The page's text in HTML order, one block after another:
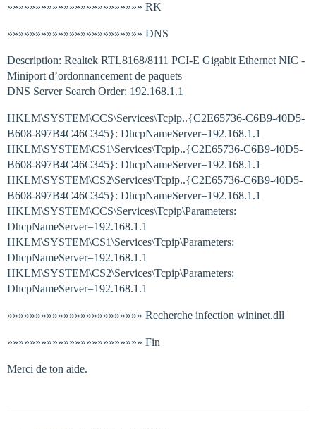
»»»»»»»»»»»»»»»»»»»»»»»» RK
»»»»»»»»»»»»»»»»»»»»»»»» DNS
Description: Realtek RTL8168/8111 PCI-E Gigabit Ethernet NIC -
Miniport d’ordonnancement de paquets
DNS Server Search Order: 192.168.1.1
HKLM\SYSTEM\CCS\Services\Tcpip..{C2E65736-C6B9-40D5-
B608-897B4C46C345}: DhcpNameServer=192.168.1.1
HKLM\SYSTEM\CS1\Services\Tcpip..{C2E65736-C6B9-40D5-
B608-897B4C46C345}: DhcpNameServer=192.168.1.1
HKLM\SYSTEM\CS2\Services\Tcpip..{C2E65736-C6B9-40D5-
B608-897B4C46C345}: DhcpNameServer=192.168.1.1
HKLM\SYSTEM\CCS\Services\Tcpip\Parameters:
DhcpNameServer=192.168.1.1
HKLM\SYSTEM\CS1\Services\Tcpip\Parameters:
DhcpNameServer=192.168.1.1
HKLM\SYSTEM\CS2\Services\Tcpip\Parameters:
DhcpNameServer=192.168.1.1
»»»»»»»»»»»»»»»»»»»»»»»» Recherche infection wininet.dll
»»»»»»»»»»»»»»»»»»»»»»»» Fin
Merci de ton aide.